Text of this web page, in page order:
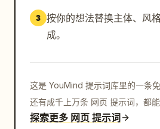
3 按你的想法替换主体、风
成。
这是 YouMind 提示词库里的一条
还有成千上万条 网页 提示词，都能
探索更多 网页 提示词